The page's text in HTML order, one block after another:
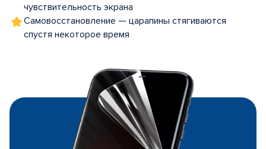
чувствительность экрана
Самовосстановление — царапины стягиваются
спустя некоторое время